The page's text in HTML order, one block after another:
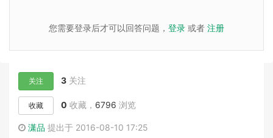
您需要登录后才可以回答问题， 登录 或者 注册
关注 3 关注
收藏 0 收藏， 6796 浏览
潇品 提出于 2016-08-10 17:25